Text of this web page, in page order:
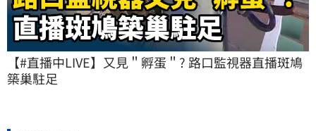
【#直播中LIVE】又見＂孵蛋＂? 路口監視器直播斑鳩
築巢駐足